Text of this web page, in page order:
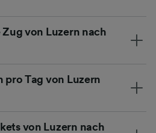
von Luzern nach
pro Tag von Luzern
von Luzern nach